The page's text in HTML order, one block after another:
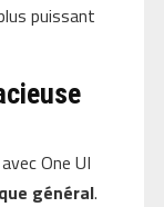
puissant
One UI
général.